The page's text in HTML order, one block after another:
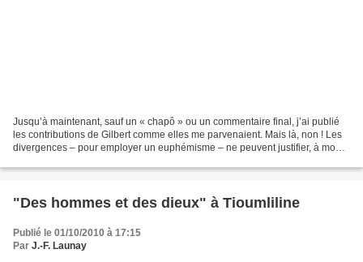
Jusqu’à maintenant, sauf un « chapô » ou un commentaire final, j’ai publié
les contributions de Gilbert comme elles me parvenaient. Mais là, non ! Les
divergences – pour employer un euphémisme – ne peuvent justifier, à mon
"Des hommes et des dieux" à Tioumliline
Publié le 01/10/2010 à 17:15
Par J.-F. Launay